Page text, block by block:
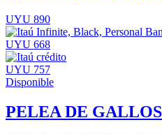
UYU 890
UYU 668
UYU 757
Disponible
PELEA DE GALLOS